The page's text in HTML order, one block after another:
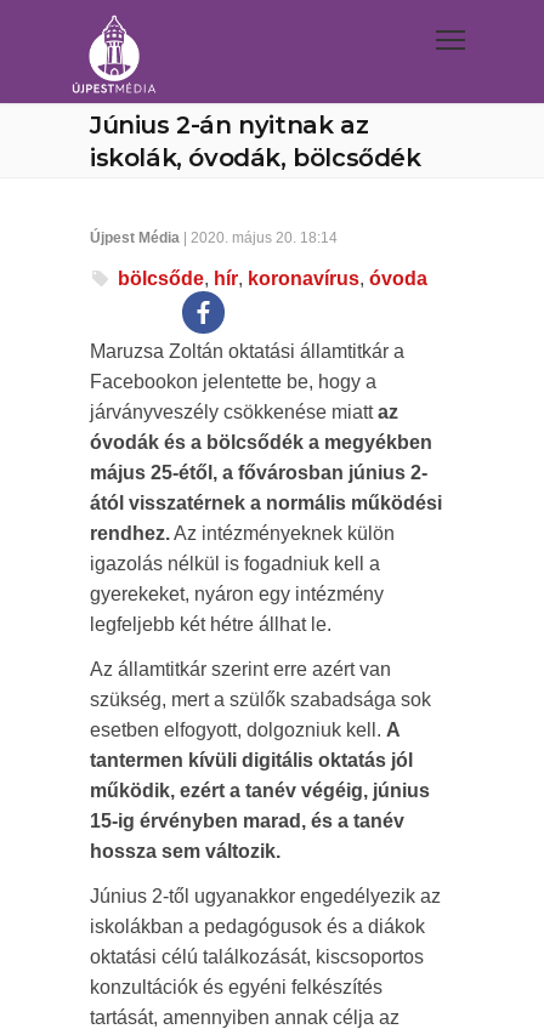
Június 2-án nyitnak az
iskolák, óvodák, bölcsődék
Újpest Média | 2020. május 20. 18:14
bölcsőde, hír, koronavírus, óvoda
Maruzsa Zoltán oktatási államtitkár a
Facebookon jelentette be, hogy a
járványveszély csökkenése miattaz
óvodák és a bölcsődék a megyékben
május 25-étől, a fővárosban június 2-
ától visszatérnek a normális működési
rendhez.Az intézményeknek külön
igazolás nélkül is fogadniuk kell a
gyerekeket, nyáron egy intézmény
legfeljebb két hétre állhat le.
Az államtitkár szerint erre azért van
szükség, mert a szülők szabadsága sok
esetben elfogyott, dolgozniuk kell. A
tantermen kívüli digitális oktatás jól
működik, ezért a tanév végéig, június
15-ig érvényben marad, és a tanév
hossza sem változik.
Június 2-től ugyanakkor engedélyezik az
iskolákban a pedagógusok és a diákok
oktatási célú találkozását, kiscsoportos
konzultációk és egyéni felkészítés
tartását, amennyiben annak célja az